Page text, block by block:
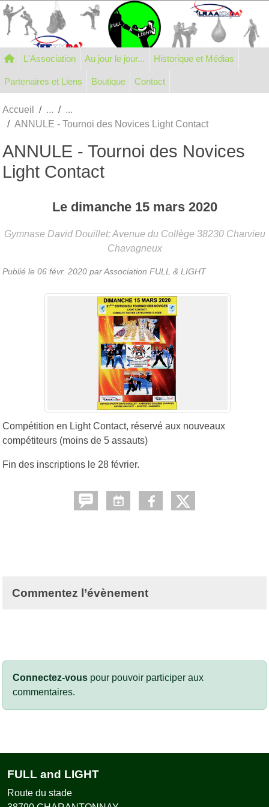
L'Association Au jour le jour... Historique et Médias
Partenaires et Liens Boutique Contact
Accueil
ANNULE - Tournoi des Novices Light Contact
ANNULE - Tournoi des Novices
Light Contact
Le dimanche 15 mars 2020
Gymnase David Douillet; Avenue du Collège 38230 Charvieu
Chavagneux
Publié le 06 févr. 2020 par Association FULL & LIGHT
Compétition en Light Contact, réservé aux nouveaux
compétiteurs (moins de 5 assauts)
Fin des inscriptions le 28 février.
Commentez l’évènement
Connectez-vous pour pouvoir participer aux
commentaires.
FULL and LIGHT
Route du stade
Panneau de gestion des cookies